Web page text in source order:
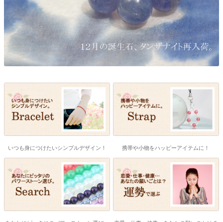
いつも身につけたいシンプルデザイン！ 携帯や小物をハッピーアイテムに！